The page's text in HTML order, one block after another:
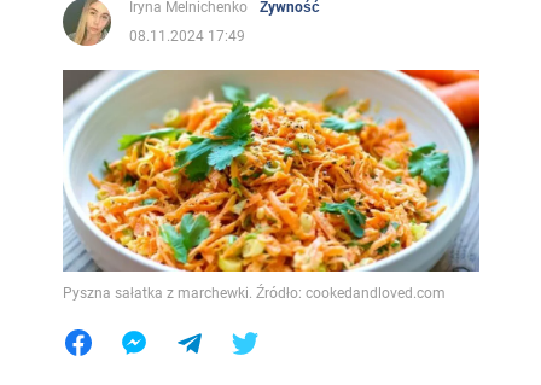
Iryna Melnichenko
Żywność
08.11.2024 17:49
Pyszna sałatka z marchewki. Źródło: cookedandloved.com